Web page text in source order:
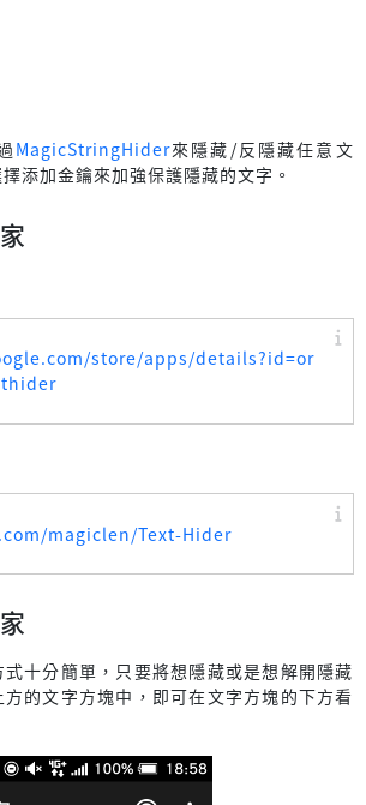
MagicStringHider來隱藏/反隱藏任意文
添加金鑰來加強保護隱藏的文字。
store/apps/details?id=or
magiclen/Text-Hider
十分簡單，只要將想隱藏或是想解開隱藏
的文字方塊中，即可在文字方塊的下方看